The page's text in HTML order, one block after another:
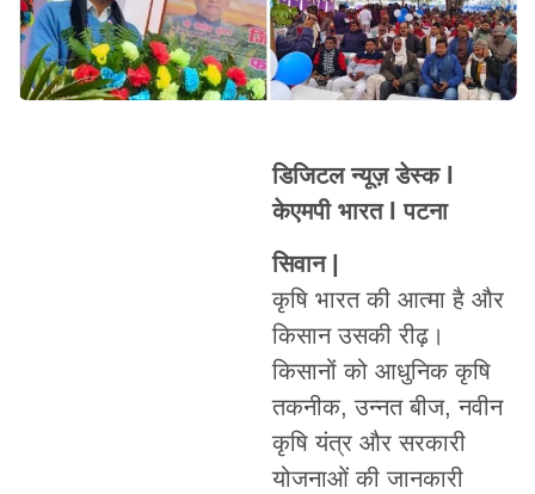
डिजिटल न्यूज़ डेस्क l
केएमपी भारत l पटना
सिवान |
कृषि भारत की आत्मा है और
किसान उसकी रीढ़।
किसानों को आधुनिक कृषि
तकनीक, उन्नत बीज, नवीन
कृषि यंत्र और सरकारी
योजनाओं की जानकारी